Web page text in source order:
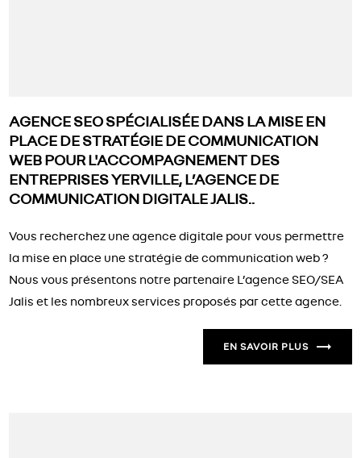
AGENCE SEO SPÉCIALISÉE DANS LA MISE EN
PLACE DE STRATÉGIE DE COMMUNICATION
WEB POUR L'ACCOMPAGNEMENT DES
ENTREPRISES YERVILLE, L’AGENCE DE
COMMUNICATION DIGITALE JALIS..
Vous recherchez une agence digitale pour vous permettre
la mise en place une stratégie de communication web ?
Nous vous présentons notre partenaire L’agence SEO/SEA
Jalis et les nombreux services proposés par cette agence.
EN SAVOIR PLUS